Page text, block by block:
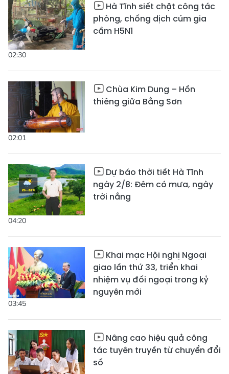
02:30
Hà Tĩnh siết chặt công tác
phòng, chống dịch cúm gia
cầm H5N1
02:01
Chùa Kim Dung – Hồn
thiêng giữa Bằng Sơn
04:20
Dự báo thời tiết Hà Tĩnh
ngày 2/8: Đêm có mưa, ngày
trời nắng
03:45
Khai mạc Hội nghị Ngoại
giao lần thứ 33, triển khai
nhiệm vụ đối ngoại trong kỷ
nguyên mới
Nâng cao hiệu quả công
tác tuyên truyền từ chuyển đổi
số